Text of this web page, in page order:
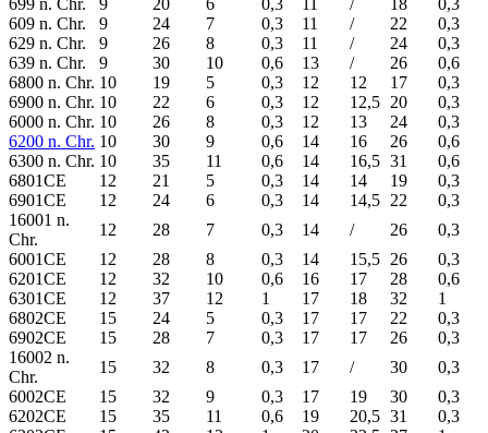
609 n. Chr.
9 24 7 0,3 11 / 22
0,3
629 n. Chr.
9 26 8 0,3 11 / 24
0,3
639 n. Chr.
9 30 10 0,6 13 / 26
0,6
6800 n. Chr. 10 19 5 0,3 12 12 17
0,3
6900 n. Chr. 10 22 6 0,3 12 12,5 20
0,3
6000 n. Chr. 10 26 8 0,3 12 13 24
0,3
6200 n. Chr. 10 30 9 0,6 14 16 26
0,6
6300 n. Chr. 10 35 11 0,6 14 16,5 31
0,6
6801CE
12 21 5 0,3 14 14 19
0,3
6901CE
12 24 6 0,3 14 14,5 22
0,3
16001 n.
Chr.
12 28 7 0,3 14 / 26
0,3
6001CE
12 28 8 0,3 14 15,5 26
0,3
6201CE
12 32 10 0,6 16 17 28
0,6
6301CE
12 37 12 1 17 18 32
1
6802CE
15 24 5 0,3 17 17 22
0,3
6902CE
15 28 7 0,3 17 17 26
0,3
16002 n.
Chr.
15 32 8 0,3 17 / 30
0,3
6002CE
15 32 9 0,3 17 19 30
0,3
6202CE
15 35 11 0,6 19 20,5 31
0,3